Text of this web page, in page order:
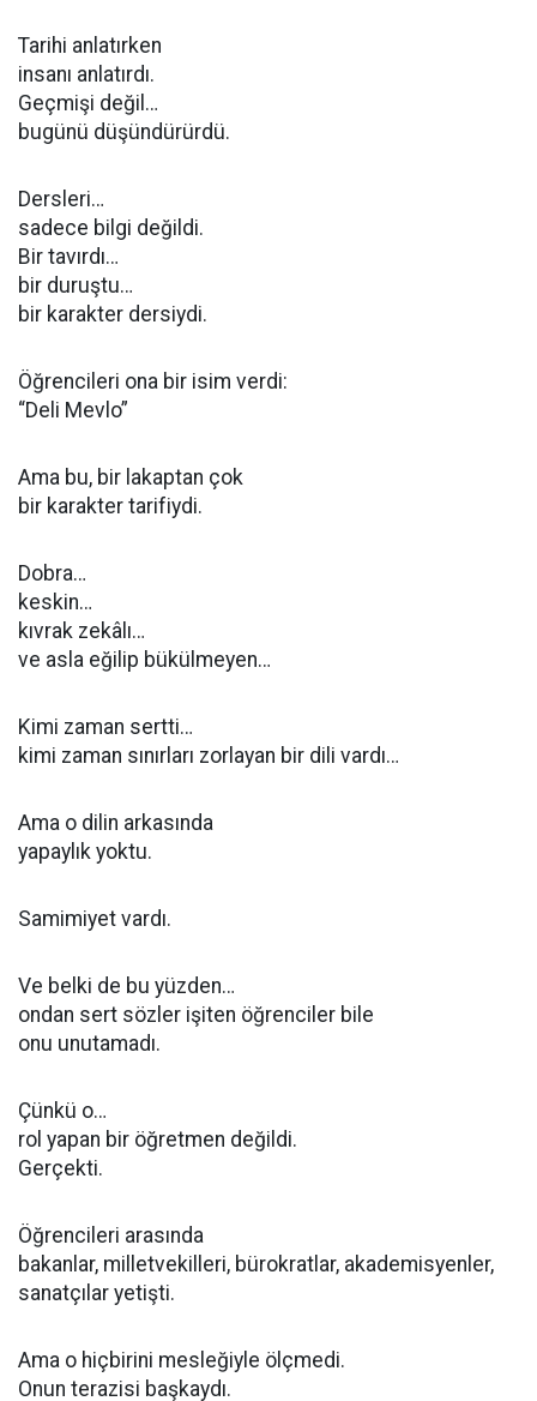
Tarihi anlatırken
insanı anlatırdı.
Geçmişi değil…
bugünü düşündürürdü.
Dersleri…
sadece bilgi değildi.
Bir tavırdı…
bir duruştu…
bir karakter dersiydi.
Öğrencileri ona bir isim verdi:
“Deli Mevlo”
Ama bu, bir lakaptan çok
bir karakter tarifiydi.
Dobra…
keskin…
kıvrak zekâlı…
ve asla eğilip bükülmeyen…
Kimi zaman sertti…
kimi zaman sınırları zorlayan bir dili vardı…
Ama o dilin arkasında
yapaylık yoktu.
Samimiyet vardı.
Ve belki de bu yüzden…
ondan sert sözler işiten öğrenciler bile
onu unutamadı.
Çünkü o…
rol yapan bir öğretmen değildi.
Gerçekti.
Öğrencileri arasında
bakanlar, milletvekilleri, bürokratlar, akademisyenler,
sanatçılar yetişti.
Ama o hiçbirini mesleğiyle ölçmedi.
Onun terazisi başkaydı.